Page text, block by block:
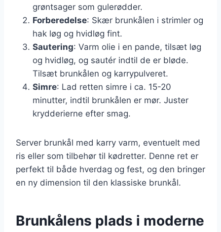
grøntsager som gulerødder.
Forberedelse: Skær brunkålen i strimler og
hak løg og hvidløg fint.
Sautering: Varm olie i en pande, tilsæt løg
og hvidløg, og sautér indtil de er bløde.
Tilsæt brunkålen og karrypulveret.
Simre: Lad retten simre i ca. 15-20
minutter, indtil brunkålen er mør. Juster
krydderierne efter smag.
Server brunkål med karry varm, eventuelt med
ris eller som tilbehør til kødretter. Denne ret er
perfekt til både hverdag og fest, og den bringer
en ny dimension til den klassiske brunkål.
Brunkålens plads i moderne